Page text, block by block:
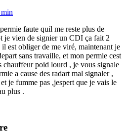
faute quil me reste plus de
je vien de signier un CDI ça fait 2
est obliger de me viré, maintenant je
sans travaille, et mon permie cest
chauffeur poid lourd , je vous signale
a cause des radart mal signaler ,
je fumme pas ,jespert que je vais le
plus .